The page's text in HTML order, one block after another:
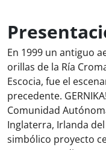
En 1999 un antiguo
orillas de la Ría
Escocia, fue el
precedente.
Comunidad
Inglaterra, Irlanda
simbólico proyecto